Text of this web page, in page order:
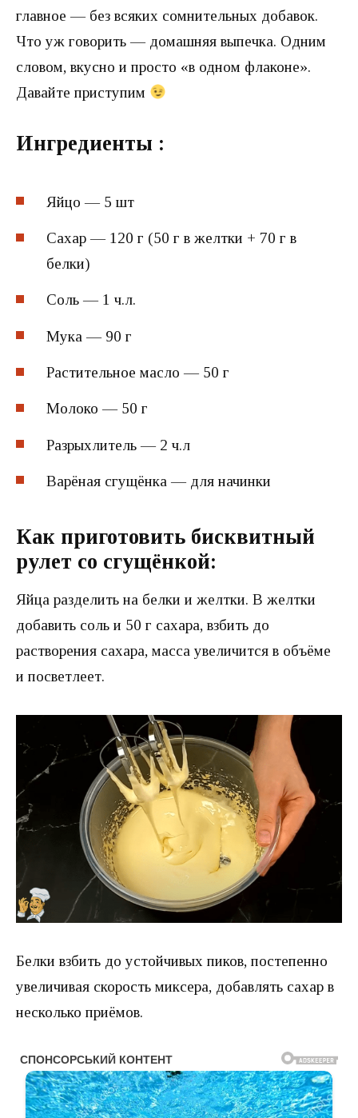
главное — без всяких сомнительных добавок.
Что уж говорить — домашняя выпечка. Одним
словом, вкусно и просто «в одном флаконе».
Давайте приступим
Ингредиенты :
Яйцо — 5 шт
Сахар — 120 г (50 г в желтки + 70 г в
белки)
Соль — 1 ч.л.
Мука — 90 г
Растительное масло — 50 г
Молоко — 50 г
Разрыхлитель — 2 ч.л
Варёная сгущёнка — для начинки
Как приготовить бисквитный
рулет со сгущёнкой:
Яйца разделить на белки и желтки. В желтки
добавить соль и 50 г сахара, взбить до
растворения сахара, масса увеличится в объёме
и посветлеет.
Белки взбить до устойчивых пиков, постепенно
увеличивая скорость миксера, добавлять сахар в
несколько приёмов.